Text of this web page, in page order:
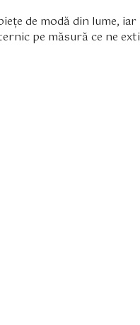
de modă din lume,
pe măsură ce ne